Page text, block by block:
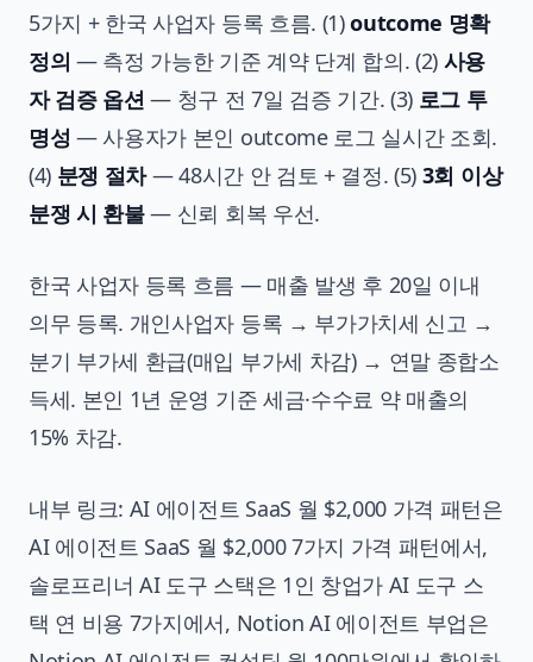
5가지 + 한국 사업자 등록 흐름. (1)outcome 명확
정의 — 측정 가능한 기준 계약 단계 합의. (2) 사용
자 검증 옵션 — 청구 전 7일 검증 기간. (3) 로그 투
명성 — 사용자가 본인 outcome 로그 실시간 조회.
(4) 분쟁 절차— 48시간 안 검토 + 결정. (5) 3회 이상
분쟁 시 환불— 신뢰 회복 우선.
한국 사업자 등록 흐름 — 매출 발생 후 20일 이내
의무 등록. 개인사업자 등록 → 부가가치세 신고 →
분기 부가세 환급(매입 부가세 차감) → 연말 종합소
득세. 본인 1년 운영 기준 세금·수수료 약 매출의
15% 차감.
내부 링크: AI 에이전트 SaaS 월 $2,000 가격 패턴은
AI 에이전트 SaaS 월 $2,000 7가지 가격 패턴에서,
솔로프리너 AI 도구 스택은 1인 창업가 AI 도구 스
택 연 비용 7가지에서, Notion AI 에이전트 부업은